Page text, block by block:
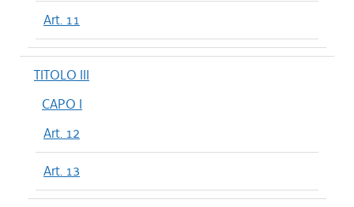
Art. 11
TITOLO III
CAPO I
Art. 12
Art. 13